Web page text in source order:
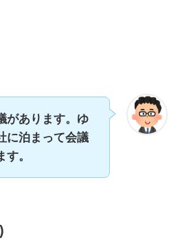
があります。ゆ
に泊まって会議
。